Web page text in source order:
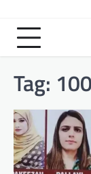
Tag: